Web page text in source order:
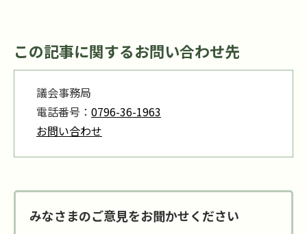
この記事に関するお問い合わせ先
議会事務局
電話番号： 0796-36-1963
お問い合わせ
みなさまのご意見をお聞かせください